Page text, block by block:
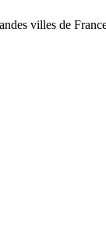
villes de